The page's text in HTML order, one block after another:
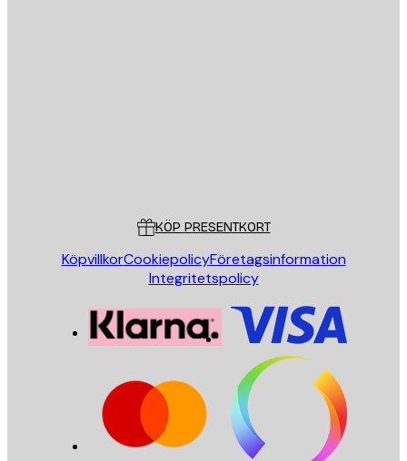
KÖP PRESENTKORT
KöpvillkorCookiepolicyFöretagsinformation
Integritetspolicy